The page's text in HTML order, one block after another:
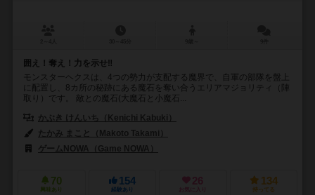
囲え！奪え！力を示せ‼
モンスターヘクスは、4つの勢力が支配する魔界で、自軍の部隊を盤上
に配置し、8カ所の秘跡にある魔石を奪い合うエリアマジョリティ（陣
取り）です。 敵との魔石(大魔石と小魔石...
かぶき けんいち（Kenichi Kabuki）
たかみ まこと（Makoto Takami）
ゲームNOWA（Game NOWA）
70
興味あり
154
経験あり
26
お気に入り
134
持ってる